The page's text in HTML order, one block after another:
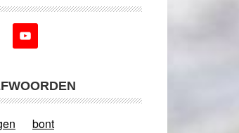
bont